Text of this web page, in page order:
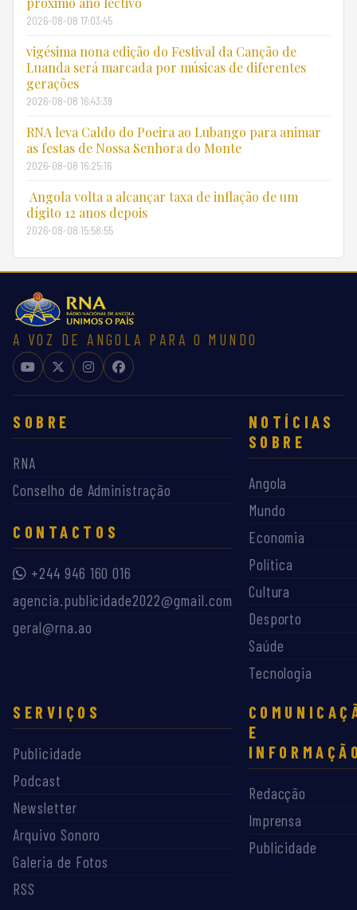
2026-08-08 17:03:45
vigésima nona edição do Festival da Canção de
Luanda será marcada por músicas de diferentes
gerações
2026-08-08 16:43:39
RNA leva Caldo do Poeira ao Lubango para animar
as festas de Nossa Senhora do Monte
2026-08-08 16:25:16
Angola volta a alcançar taxa de inflação de um
dígito 12 anos depois
2026-08-08 15:58:55
A VOZ DE ANGOLA PARA O MUNDO
SOBRE
RNA
Conselho de Administração
CONTACTOS
+244 946 160 016
agencia.publicidade2022@gmail.com
geral@rna.ao
NOTÍCIAS
SOBRE
Angola
Mundo
Economia
Política
Cultura
Desporto
Saúde
Tecnologia
SERVIÇOS
Publicidade
Podcast
Newsletter
Arquivo Sonoro
Galeria de Fotos
RSS
E
Redacção
Imprensa
Publicidade